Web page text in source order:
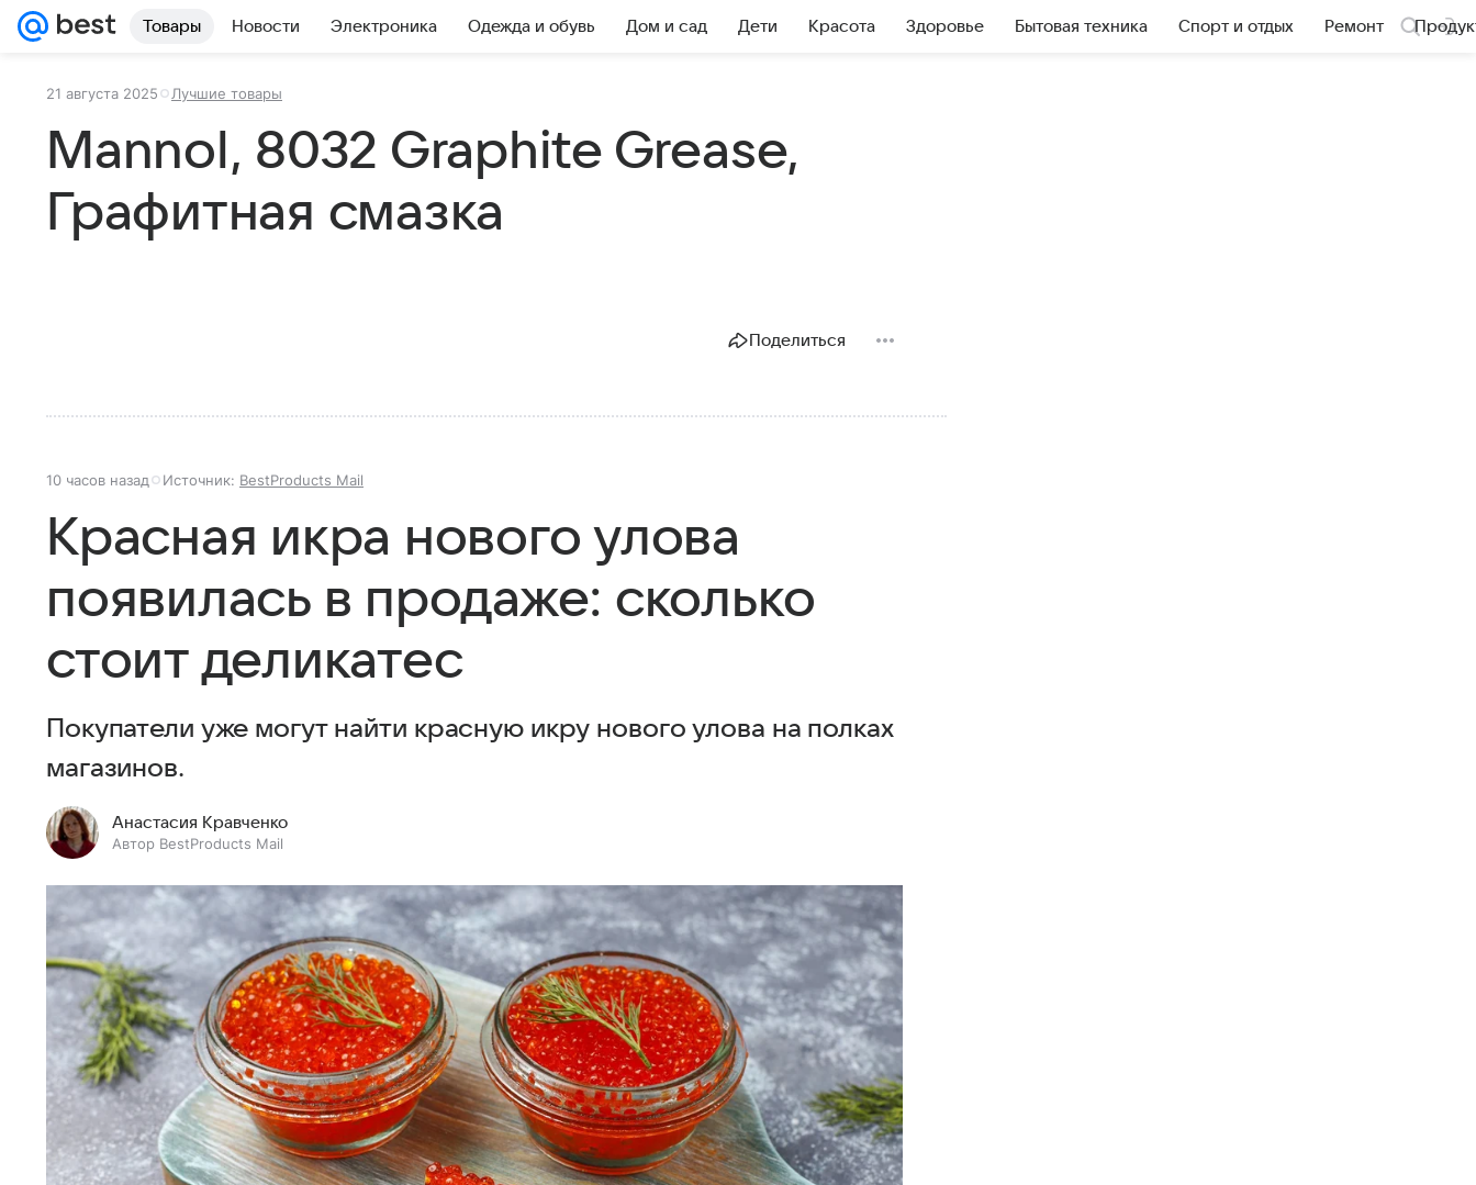
Товары Новости Электроника Одежда и обувь Дом и сад Дети Красота Здоровье Бытовая техника Спорт и отдых Ремонт
21 августа 2025 Лучшие товары
Mannol, 8032 Graphite Grease,
Графитная смазка
Поделиться
10 часов назад Источник: BestProducts Mail
Красная икра нового улова
появилась в продаже: сколько
стоит деликатес
Покупатели уже могут найти красную икру нового улова на полках
магазинов.
Анастасия Кравченко
Автор BestProducts Mail